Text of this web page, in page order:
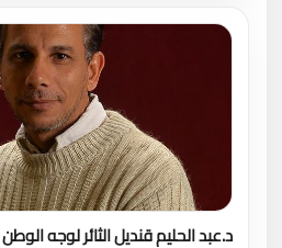
د.عبد الحليم قنديل الثائر لوجه الوطن